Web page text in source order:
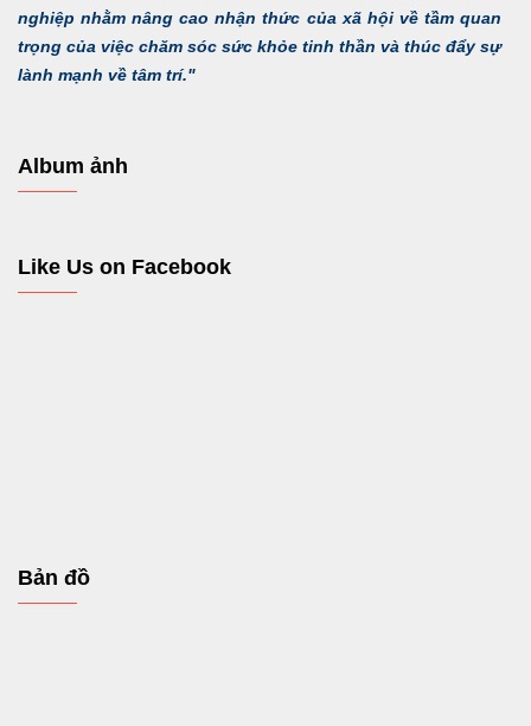
nghiệp nhằm nâng cao nhận thức của xã hội về tầm quan
trọng của việc chăm sóc sức khỏe tinh thần và thúc đẩy sự
lành mạnh về tâm trí."
Album ảnh
Like Us on Facebook
Bản đồ